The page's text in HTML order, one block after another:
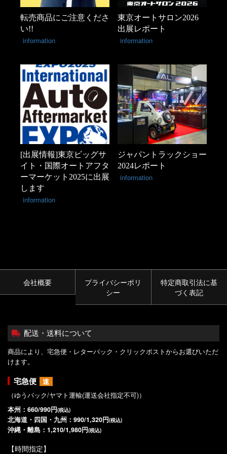
転売商品にご注意くださ
い!!
information
東京オートサロン2026
出展レポート
information
[出展情報]東京ビッグサ
イト・国際オートアフタ
ーマーケット2025に出展
します
information
ジャパントラックショー
2024レポート
information
会社概要
プライバシーポリ
シー
特定商取引法に基
づく表記
配送・送料について
商品により、宅急便・レターパック・クリックポストからお選びいただ
けます。
宅急便
速
（ゆうパック/ヤマト運輸(運送会社指定不可)）
本州：660/990円(税込)
北海道・四国・九州：990/1,320円(税込)
沖縄・離島：1,210/1,980円(税込)
【時間指定】